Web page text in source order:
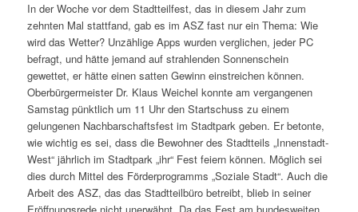
In der Woche vor dem Stadtteilfest, das in diesem Jahr zum
zehnten Mal stattfand, gab es im ASZ fast nur ein Thema: Wie
wird das Wetter? Unzählige Apps wurden verglichen, jeder PC
befragt, und hätte jemand auf strahlenden Sonnenschein
gewettet, er hätte einen satten Gewinn einstreichen können.
Oberbürgermeister Dr. Klaus Weichel konnte am vergangenen
Samstag pünktlich um 11 Uhr den Startschuss zu einem
gelungenen Nachbarschaftsfest im Stadtpark geben. Er betonte,
wie wichtig es sei, dass die Bewohner des Stadtteils „Innenstadt-
West“ jährlich im Stadtpark „ihr“ Fest feiern können. Möglich sei
dies durch Mittel des Förderprogramms „Soziale Stadt“. Auch die
Arbeit des ASZ, das das Stadtteilbüro betreibt, blieb in seiner